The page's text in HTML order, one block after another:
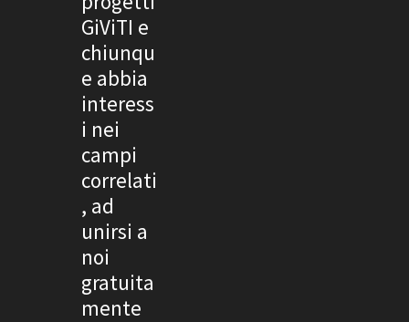
GiViTI e
chiunqu
e abbia
interess
i nei
campi
correlati
, ad
unirsi a
noi
gratuita
mente